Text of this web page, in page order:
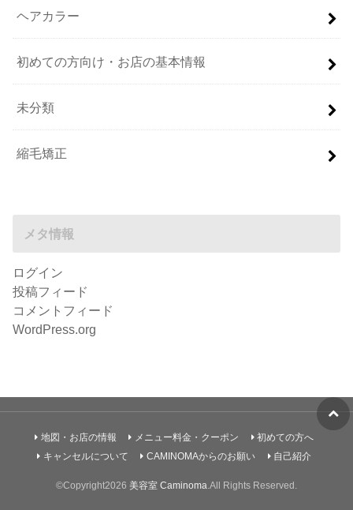
ヘアカラー
初めての方向け・お店の基本情報
未分類
縮毛矯正
メタ情報
ログイン
投稿フィード
コメントフィード
WordPress.org
地図・お店の情報 メニュー料金・クーポン
初めての方へ
キャンセルについて
CAMINOMAからのお願い 自己紹介
©Copyright2026 美容室 Caminoma.All Rights Reserved.